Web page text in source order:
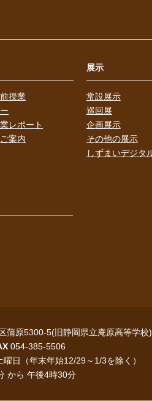
授業
レポート
案内
展示
常設展示
巡回展
企画展示
その他の展示
しずまいデジタ
蒲原5300-5(旧静岡県立庵原高等学校)
054-385-5506
日（年末年始12/29～1/3を除く）
から 午後4時30分